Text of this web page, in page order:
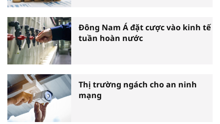
Đông Nam Á đặt cược vào kinh tế
tuần hoàn nước
Thị trường ngách cho an ninh
mạng